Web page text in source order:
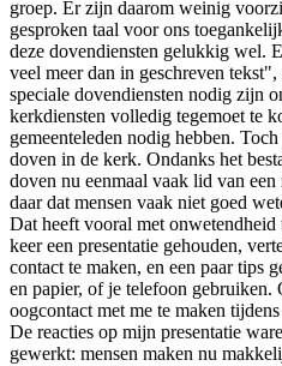
groep. Er zijn daarom weinig
gesproken taal voor ons
deze dovendiensten gelukkig wel.
veel meer dan in geschreven
speciale dovendiensten nodig zijn
kerkdiensten volledig tegemoet te
gemeenteleden nodig hebben.
doven in de kerk. Ondanks het
doven nu eenmaal vaak lid van
daar dat mensen vaak niet goed
Dat heeft vooral met onwetendheid
keer een presentatie gehouden,
contact te maken, en een paar tips
en papier, of je telefoon
oogcontact met me te maken
De reacties op mijn presentatie
gewerkt: mensen maken nu